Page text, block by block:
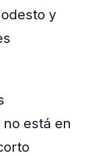
y
está en